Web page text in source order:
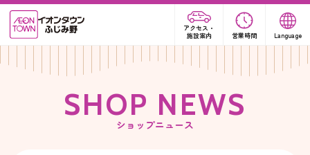
アクセス・
施設案内
営業時間 Language
SHOP NEWS
ショップニュース